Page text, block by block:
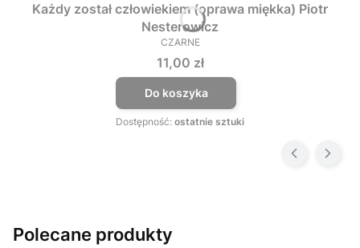
Każdy został człowiekiem (oprawa miękka) Piotr
Nesterowicz
PRODUCENT
CZARNE
Cena
11,00 zł
Do koszyka
Dostępność: ostatnie sztuki
Polecane produkty